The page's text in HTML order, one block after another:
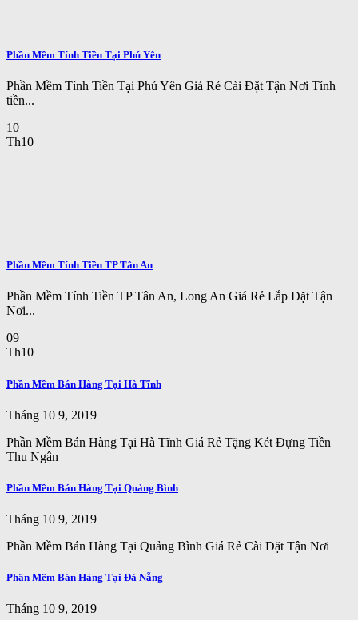
Phần Mềm Tính Tiền Tại Phú Yên
Phần Mềm Tính Tiền Tại Phú Yên Giá Rẻ Cài Đặt Tận Nơi Tính
tiền...
10
Th10
Phần Mềm Tính Tiền TP Tân An
Phần Mềm Tính Tiền TP Tân An, Long An Giá Rẻ Lắp Đặt Tận
Nơi...
09
Th10
Phần Mềm Bán Hàng Tại Hà Tĩnh
Tháng 10 9, 2019
Phần Mềm Bán Hàng Tại Hà Tĩnh Giá Rẻ Tặng Két Đựng Tiền
Thu Ngân
Phần Mềm Bán Hàng Tại Quảng Bình
Tháng 10 9, 2019
Phần Mềm Bán Hàng Tại Quảng Bình Giá Rẻ Cài Đặt Tận Nơi
Phần Mềm Bán Hàng Tại Đà Nẵng
Tháng 10 9, 2019